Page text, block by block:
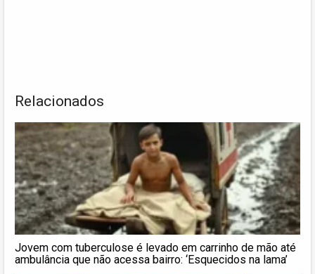
Relacionados
Jovem com tuberculose é levado em carrinho de mão até
ambulância que não acessa bairro: ‘Esquecidos na lama’